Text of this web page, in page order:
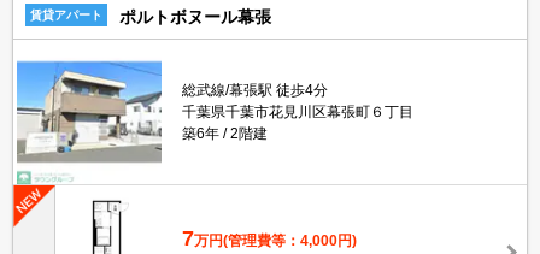
賃貸アパート ポルトボヌール幕張
総武線/幕張駅 徒歩4分
千葉県千葉市花見川区幕張町６丁目
築6年
2階建
7万円(管理費等：4,000円)